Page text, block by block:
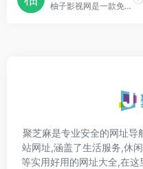
柚子影视网是一款免费的手机...
聚芝麻是专业安全的网址导
站网址,涵盖了生活服务,休
等实用好用的网址大全,在